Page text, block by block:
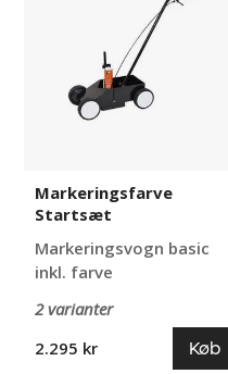
Markeringsfarve
Startsæt
Markeringsvogn basic
inkl. farve
2 varianter
2.295 kr
Køb